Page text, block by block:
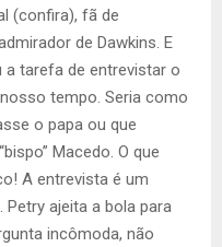
(confira), fã de
de Dawkins. E
a tarefa de entrevistar o
tempo. Seria como
o papa ou que
Macedo. O que
A entrevista é um
ajeita a bola para
incômoda, não